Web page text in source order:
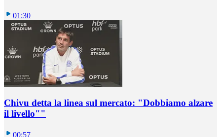
01:30
Chivu detta la linea sul mercato: "Dobbiamo alzare
il livello""
00:57